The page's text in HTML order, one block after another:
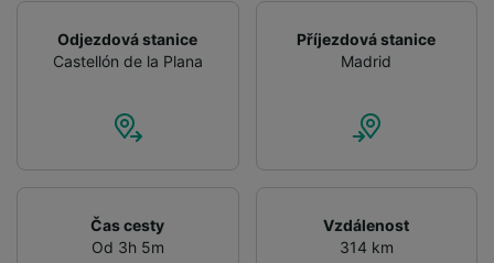
Odjezdová stanice
Castellón de la Plana
Příjezdová stanice
Madrid
Čas cesty
Od 3h 5m
Vzdálenost
314 km